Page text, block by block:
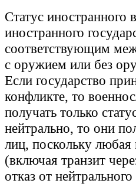
Статус иностранного
иностранного
соответствующим
с оружием или без
Если государство
конфликте, то
получать только
нейтрально, то они
лиц, поскольку
(включая транзит
отказ от нейтрального